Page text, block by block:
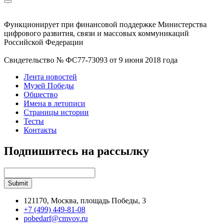
Функционирует при финансовой поддержке Министерства
цифрового развития, связи и массовых коммуникаций
Российской Федерации
Свидетельство № ФС77-73093 от 9 июня 2018 года
Лента новостей
Музей Победы
Общество
Имена в летописи
Страницы истории
Тесты
Контакты
Подпишитесь на рассылку
121170, Москва, площадь Победы, 3
+7 (499) 449-81-08
pobedarf@cmvov.ru